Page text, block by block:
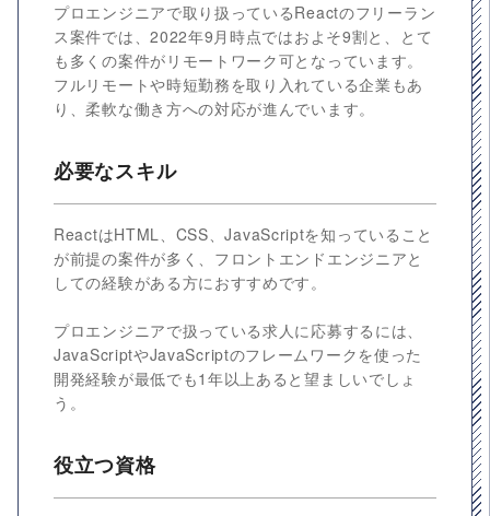
プロエンジニアで取り扱っているReactのフリーラン
ス案件では、2022年9月時点ではおよそ9割と、とて
も多くの案件がリモートワーク可となっています。
フルリモートや時短勤務を取り入れている企業もあ
り、柔軟な働き方への対応が進んでいます。
必要なスキル
ReactはHTML、CSS、JavaScriptを知っていること
が前提の案件が多く、フロントエンドエンジニアと
しての経験がある方におすすめです。
プロエンジニアで扱っている求人に応募するには、
JavaScriptやJavaScriptのフレームワークを使った
開発経験が最低でも1年以上あると望ましいでしょ
う。
役立つ資格